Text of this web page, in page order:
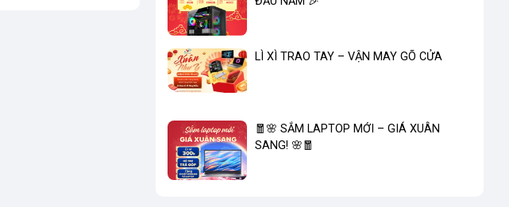
LÌ XÌ TRAO TAY – VẬN MAY GÕ CỬA
🧧🌸 SẮM LAPTOP MỚI – GIÁ XUÂN
SANG! 🌸🧧